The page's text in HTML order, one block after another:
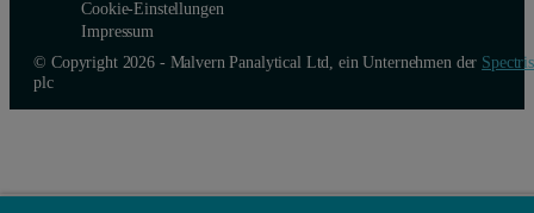
Cookie-Einstellungen
Impressum
© Copyright 2026 - Malvern Panalytical Ltd, ein Unternehmen der Spectris
plc